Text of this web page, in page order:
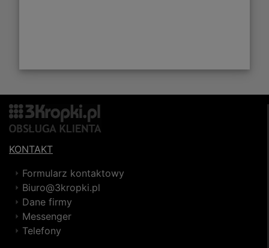
KONTAKT
Formularz kontaktowy
Biuro@3kropki.pl
Dane firmy
Messenger
Telefony